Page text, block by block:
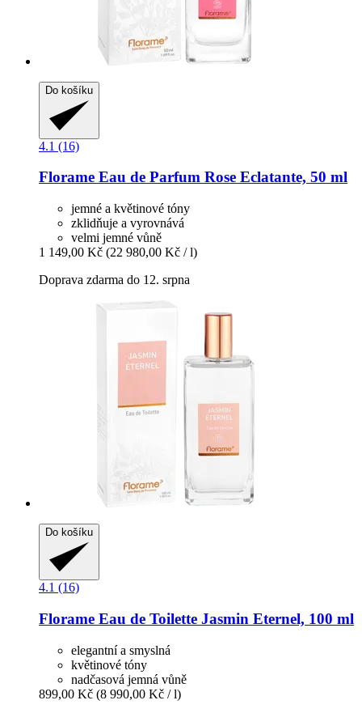
Do košíku
4.1 (16)
Florame Eau de Parfum Rose Eclatante, 50 ml
jemné a květinové tóny
zklidňuje a vyrovnává
velmi jemné vůně
1 149,00 Kč (22 980,00 Kč / l)
Doprava zdarma do 12. srpna
Do košíku
4.1 (16)
Florame Eau de Toilette Jasmin Eternel, 100 ml
elegantní a smyslná
květinové tóny
nadčasová jemná vůně
899,00 Kč (8 990,00 Kč / l)